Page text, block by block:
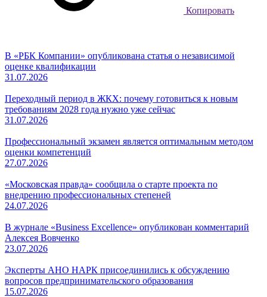
Копировать
В «РБК Компании» опубликована статья о независимой
оценке квалификации
31.07.2026
Переходный период в ЖКХ: почему готовиться к новым
требованиям 2028 года нужно уже сейчас
31.07.2026
Профессиональный экзамен является оптимальным методом
оценки компетенций
27.07.2026
«Московская правда» сообщила о старте проекта по
внедрению профессиональных степеней
24.07.2026
В журнале «Business Excellence» опубликован комментарий
Алексея Вовченко
23.07.2026
Эксперты АНО НАРК присоединились к обсуждению
вопросов предпринимательского образования
15.07.2026